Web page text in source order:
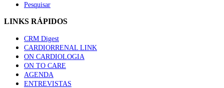
Pesquisar
LINKS RÁPIDOS
CRM Digest
CARDIORRENAL LINK
ON CARDIOLOGIA
ON TO CARE
AGENDA
ENTREVISTAS